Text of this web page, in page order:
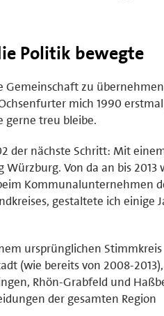
Politik bewegte
Gemeinschaft zu
mich 1990
gerne treu bleibe.
der nächste Schritt: Mit
Von da an bis 2013
Kommunalunternehmen
gestaltete ich einige
ursprünglichen Stimmkreis
(wie bereits von 2008-2013),
Rhön-Grabfeld und
der gesamten Region